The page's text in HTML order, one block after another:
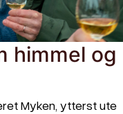
himmel og
Myken, ytterst ute